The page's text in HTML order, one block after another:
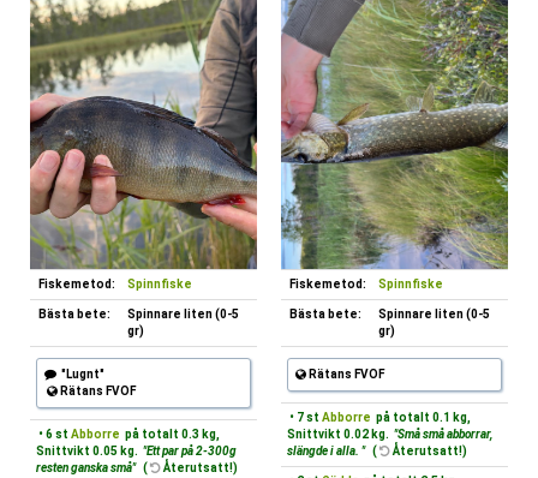
Fiskemetod: Spinnfiske
Bästa bete:
Spinnare liten (0-5
gr)
"Lugnt"
Rätans FVOF
• 6 st Abborre på totalt 0.3 kg,
Snittvikt 0.05 kg. "Ett par på 2-300g
resten ganska små" ( Återutsatt!)
Fiskemetod: Spinnfiske
Bästa bete:
Spinnare liten (0-5
gr)
Rätans FVOF
• 7 st Abborre på totalt 0.1 kg,
Snittvikt 0.02 kg. "Små små abborrar,
slängde i alla. " ( Återutsatt!)